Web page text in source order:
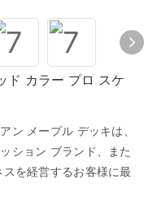
ド カラー プロ スケ
ン メープル デッキは、
ション ブランド、また
を経営するお客様に最